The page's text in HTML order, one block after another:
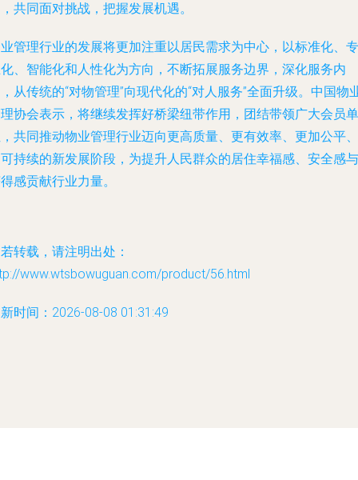
共同面对挑战，把握发展机遇。
管理行业的发展将更加注重以居民需求为中心，以标准化、专
、智能化和人性化为方向，不断拓展服务边界，深化服务内
从传统的“对物管理”向现代化的“对人服务”全面升级。中国物
协会表示，将继续发挥好桥梁纽带作用，团结带领广大会员单
共同推动物业管理行业迈向更高质量、更有效率、更加公平、
持续的新发展阶段，为提升人民群众的居住幸福感、安全感与
感贡献行业力量。
转载，请注明出处：
www.wtsbowuguan.com/product/56.html
时间：2026-08-08 01:31:49